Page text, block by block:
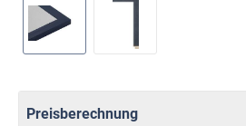
Preisberechnung